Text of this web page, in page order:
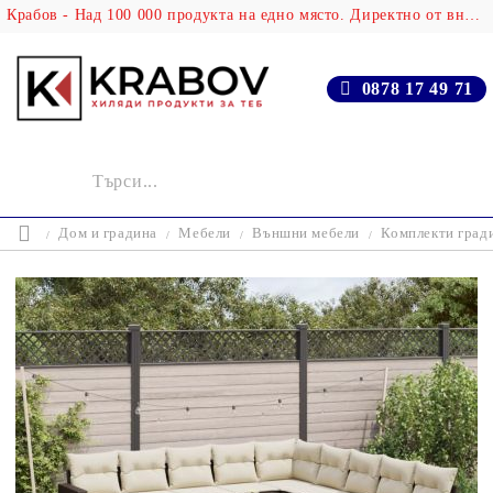
Крабов - Над 100 000 продукта на едно място. Директно от вносителя!
0878 17 49 71
Дом и градина Мебели Външни мебели Комплекти